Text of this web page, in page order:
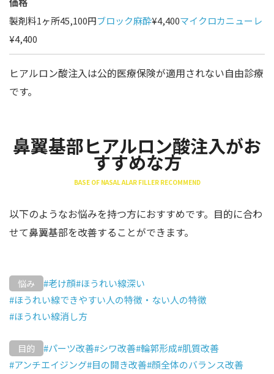
製剤料1ヶ所45,100円ブロック麻酔¥4,400マイクロカニューレ
¥4,400
ヒアルロン酸注入は公的医療保険が適用されない自由診療
です。
鼻翼基部ヒアルロン酸注入がお
すすめな方
BASE OF NASAL ALAR FILLER RECOMMEND
以下のようなお悩みを持つ方におすすめです。目的に合わ
せて鼻翼基部を改善することができます。
悩み #老け顔#ほうれい線深い
#ほうれい線できやすい人の特徴・ない人の特徴
#ほうれい線消し方
目的 #パーツ改善#シワ改善#輪郭形成#肌質改善
#アンチエイジング#目の開き改善#顔全体のバランス改善